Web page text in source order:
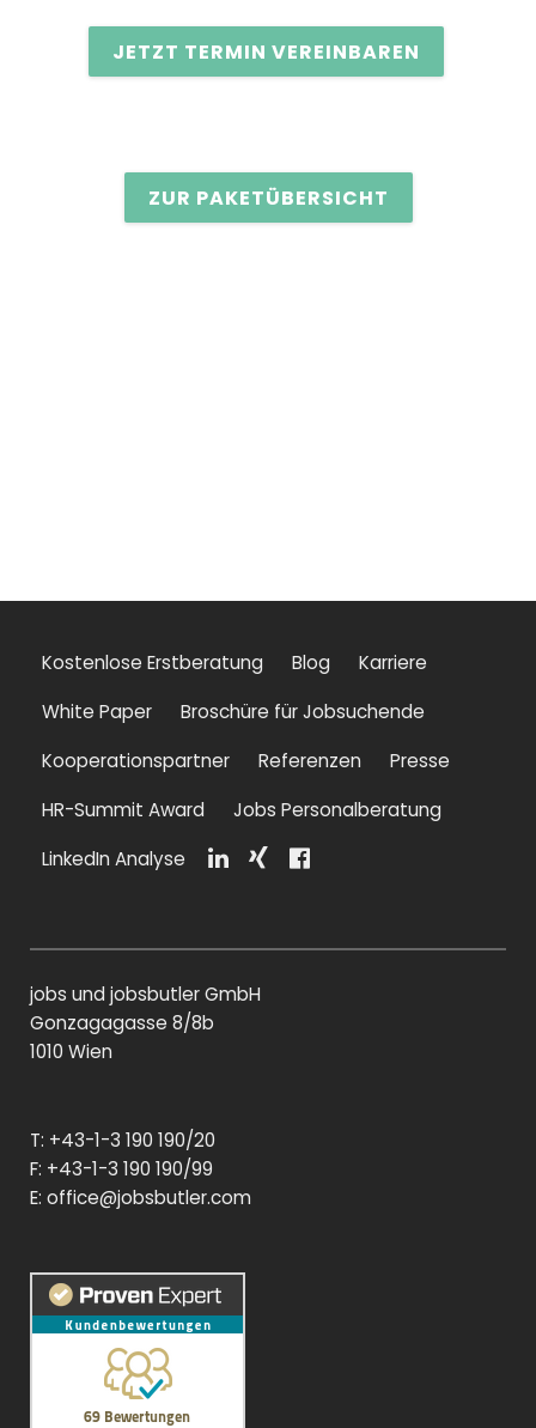
JETZT TERMIN VEREINBAREN
ZUR PAKETÜBERSICHT
Kostenlose Erstberatung Blog
Karriere
White Paper
Broschüre für Jobsuchende
Kooperationspartner
Referenzen
Presse
HR-Summit Award
Jobs Personalberatung
LinkedIn Analyse
e
n
e
jobs und jobsbutler GmbH
Gonzagagasse 8/8b
1010 Wien
T: +43-1-3 190 190/20
F: +43-1-3 190 190/99
E: office@jobsbutler.com